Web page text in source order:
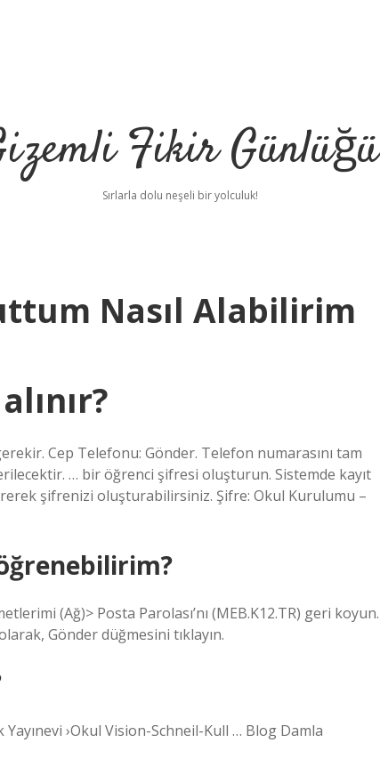
Fikir Günlüğü
Sırlarla dolu neşeli bir yolculuk!
Nasıl Alabilirim
Cep Telefonu: Gönder. Telefon numarasını tam
… bir öğrenci şifresi oluşturun. Sistemde kayıt
şifrenizi oluşturabilirsiniz. Şifre: Okul Kurulumu –
(Ağ)> Posta Parolası’nı (MEB.K12.TR) geri koyun.
Gönder düğmesini tıklayın.
Yayınevi ›Okul Vision-Schneil-Kull … Blog Damla